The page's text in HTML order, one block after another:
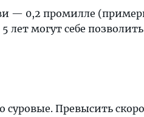
— 0,2 промилле
лет могут себе
Превысить